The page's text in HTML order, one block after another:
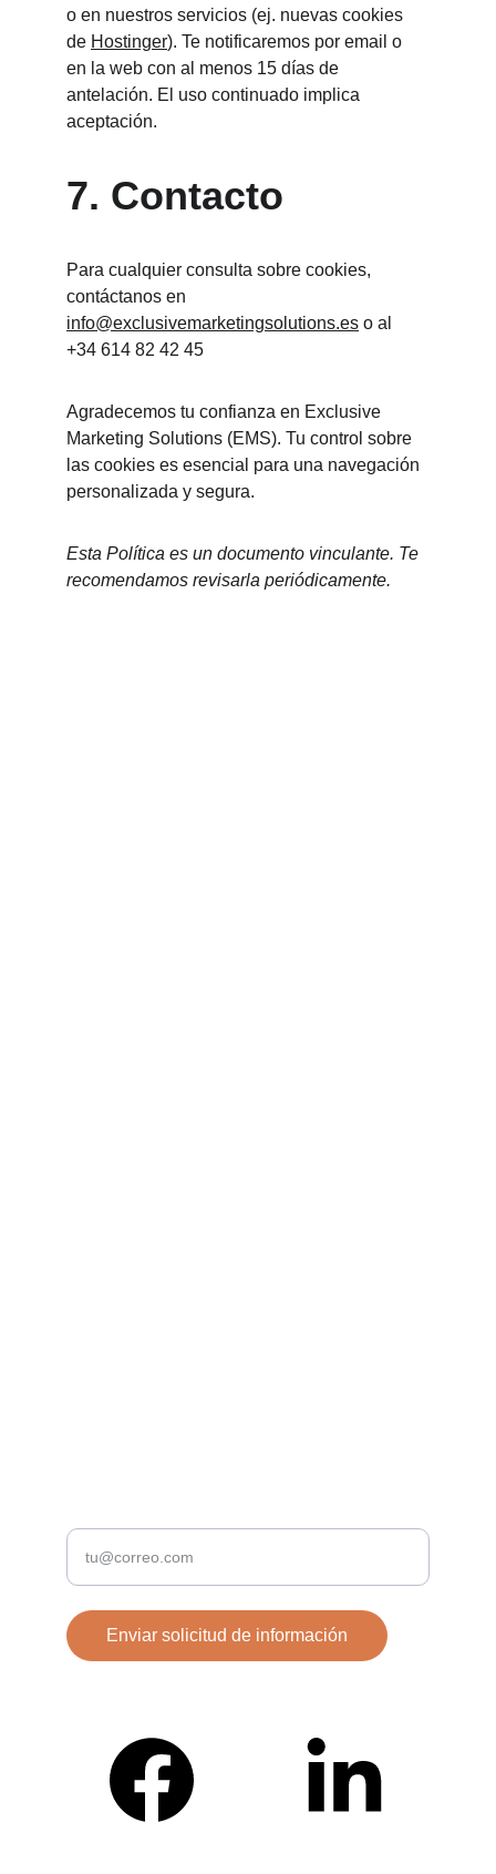
o en nuestros servicios (ej. nuevas cookies
de Hostinger). Te notificaremos por email o
en la web con al menos 15 días de
antelación. El uso continuado implica
aceptación.
7. Contacto
Para cualquier consulta sobre cookies,
contáctanos en
info@exclusivemarketingsolutions.es o al
+34 614 82 42 45
Agradecemos tu confianza en Exclusive
Marketing Solutions (EMS). Tu control sobre
las cookies es esencial para una navegación
personalizada y segura.
Esta Política es un documento vinculante. Te
recomendamos revisarla periódicamente.
Enviar solicitud de información